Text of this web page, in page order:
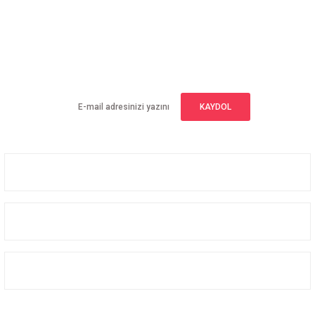
KAYDOL